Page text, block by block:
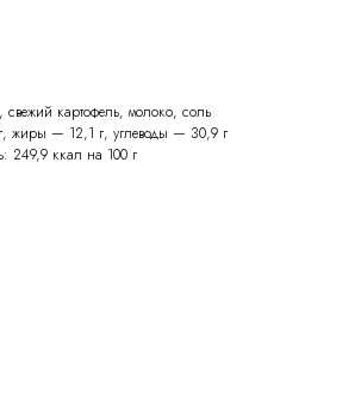
свежий картофель, молоко, соль
жиры — 12,1 г, углеводы — 30,9 г
249,9 ккал на 100 г